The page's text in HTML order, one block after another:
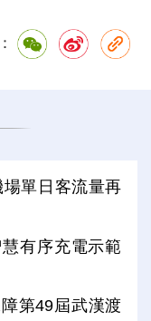
單日客流量再
有序充電示範
第49屆武漢渡